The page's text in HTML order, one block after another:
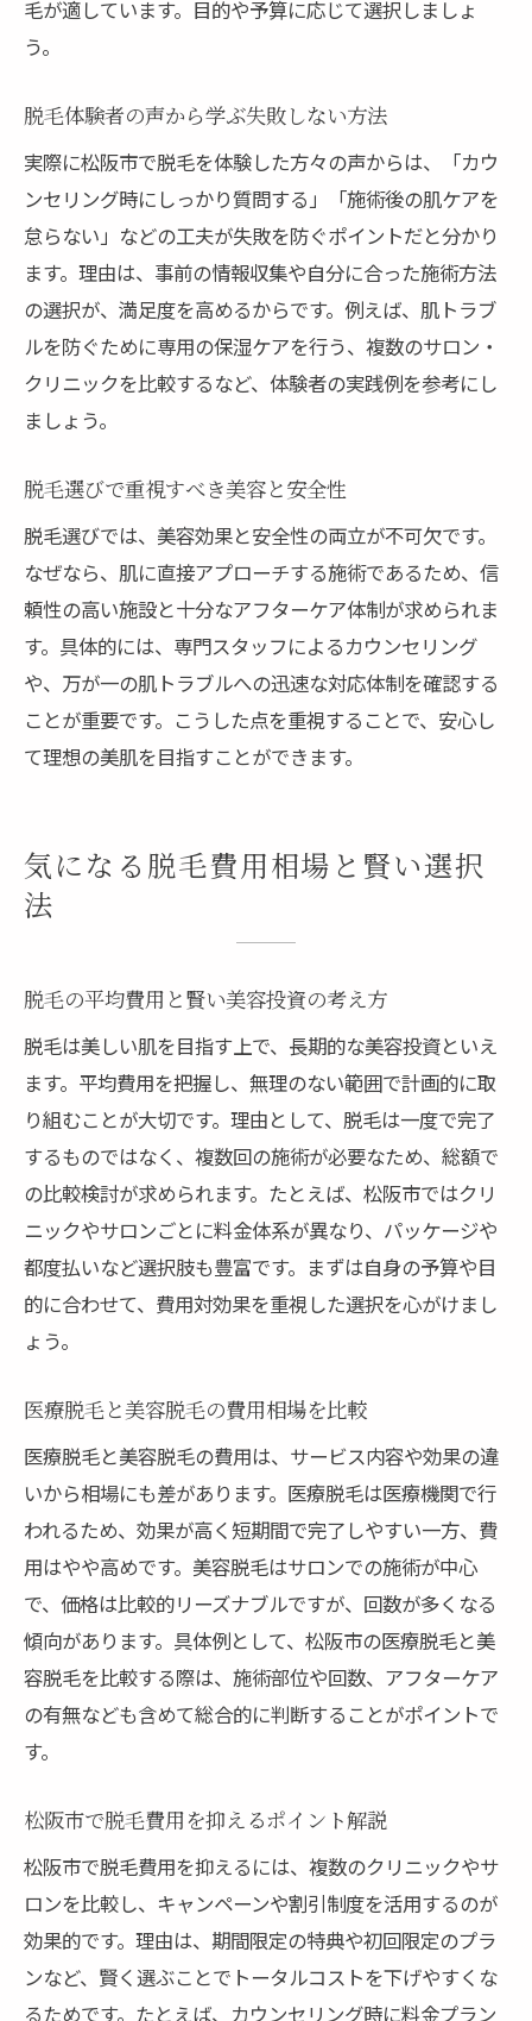
毛が適しています。目的や予算に応じて選択しましょ
う。
脱毛体験者の声から学ぶ失敗しない方法
実際に松阪市で脱毛を体験した方々の声からは、「カウ
ンセリング時にしっかり質問する」「施術後の肌ケアを
怠らない」などの工夫が失敗を防ぐポイントだと分かり
ます。理由は、事前の情報収集や自分に合った施術方法
の選択が、満足度を高めるからです。例えば、肌トラブ
ルを防ぐために専用の保湿ケアを行う、複数のサロン・
クリニックを比較するなど、体験者の実践例を参考にし
ましょう。
脱毛選びで重視すべき美容と安全性
脱毛選びでは、美容効果と安全性の両立が不可欠です。
なぜなら、肌に直接アプローチする施術であるため、信
頼性の高い施設と十分なアフターケア体制が求められま
す。具体的には、専門スタッフによるカウンセリング
や、万が一の肌トラブルへの迅速な対応体制を確認する
ことが重要です。こうした点を重視することで、安心し
て理想の美肌を目指すことができます。
気になる脱毛費用相場と賢い選択
法
脱毛の平均費用と賢い美容投資の考え方
脱毛は美しい肌を目指す上で、長期的な美容投資といえ
ます。平均費用を把握し、無理のない範囲で計画的に取
り組むことが大切です。理由として、脱毛は一度で完了
するものではなく、複数回の施術が必要なため、総額で
の比較検討が求められます。たとえば、松阪市ではクリ
ニックやサロンごとに料金体系が異なり、パッケージや
都度払いなど選択肢も豊富です。まずは自身の予算や目
的に合わせて、費用対効果を重視した選択を心がけまし
ょう。
医療脱毛と美容脱毛の費用相場を比較
医療脱毛と美容脱毛の費用は、サービス内容や効果の違
いから相場にも差があります。医療脱毛は医療機関で行
われるため、効果が高く短期間で完了しやすい一方、費
用はやや高めです。美容脱毛はサロンでの施術が中心
で、価格は比較的リーズナブルですが、回数が多くなる
傾向があります。具体例として、松阪市の医療脱毛と美
容脱毛を比較する際は、施術部位や回数、アフターケア
の有無なども含めて総合的に判断することがポイントで
す。
松阪市で脱毛費用を抑えるポイント解説
松阪市で脱毛費用を抑えるには、複数のクリニックやサ
ロンを比較し、キャンペーンや割引制度を活用するのが
効果的です。理由は、期間限定の特典や初回限定のプラ
ンなど、賢く選ぶことでトータルコストを下げやすくな
るためです。たとえば、カウンセリング時に料金プラン